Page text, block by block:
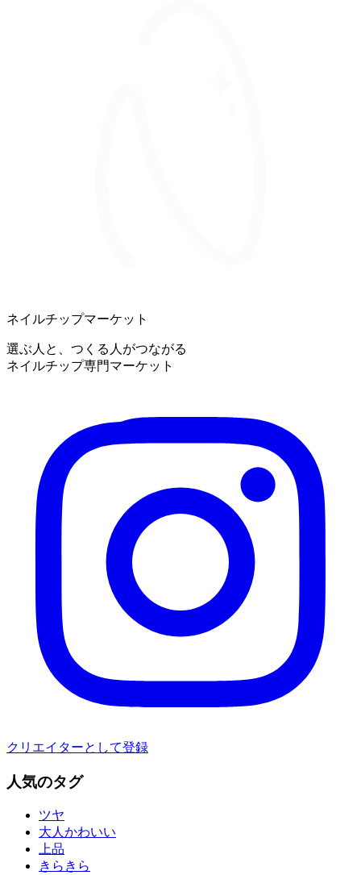
ネイルチップマーケット
選ぶ人と、つくる人がつながる
ネイルチップ専門マーケット
クリエイターとして登録
人気のタグ
ツヤ
大人かわいい
上品
きらきら